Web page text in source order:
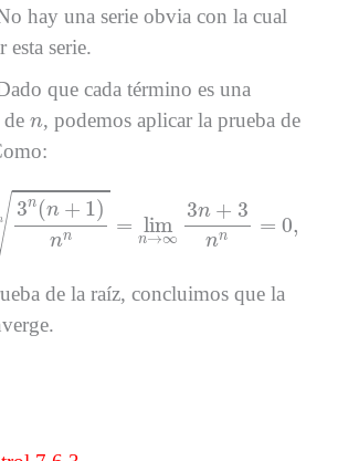
hay una serie obvia con la cual
esta serie.
que cada término es una
den
n, podemos aplicar la prueba de
3n (n + 1)
nn = lim
n→∞
3n + 3
nn = 0,
→∞3n(n+1)nn
de la raíz, concluimos que la